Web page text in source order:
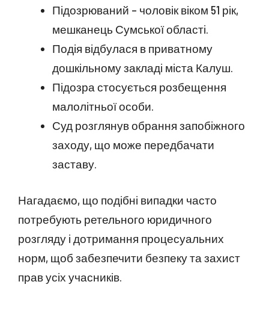
Підозрюваний – чоловік віком 51 рік,
мешканець Сумської області.
Подія відбулася в приватному
дошкільному закладі міста Калуш.
Підозра стосується розбещення
малолітньої особи.
Суд розглянув обрання запобіжного
заходу, що може передбачати
заставу.
Нагадаємо, що подібні випадки часто
потребують ретельного юридичного
розгляду і дотримання процесуальних
норм, щоб забезпечити безпеку та захист
прав усіх учасників.